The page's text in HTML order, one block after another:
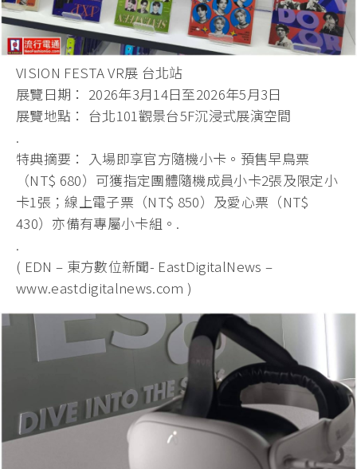
VISION FESTA VR展 台北站
展覽日期： 2026年3月14日至2026年5月3日
展覽地點： 台北101觀景台5F沉浸式展演空間
.
特典摘要： 入場即享官方隨機小卡。預售早鳥票
（NT$ 680）可獲指定團體隨機成員小卡2張及限定小
卡1張；線上電子票（NT$ 850）及愛心票（NT$
430）亦備有專屬小卡組。.
.
( EDN – 東方數位新聞- EastDigitalNews –
www.eastdigitalnews.com )